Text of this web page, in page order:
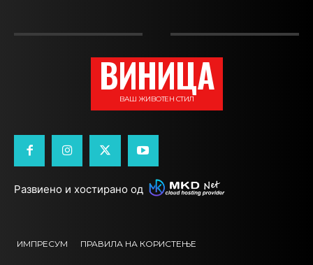
ВИНИЦА
ВАШ ЖИВОТЕН СТИЛ
Развиено и хостирано од
ИМПРЕСУМ ПРАВИЛА НА КОРИСТЕЊЕ